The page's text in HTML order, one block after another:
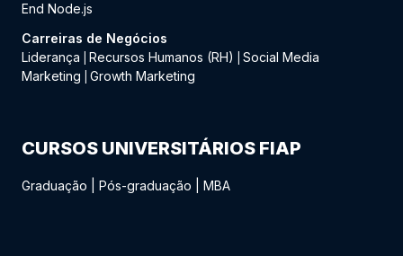
End Node.js
Carreiras de Negócios
Liderança
Recursos Humanos (RH)
Social Media
Marketing
Growth Marketing
CURSOS UNIVERSITÁRIOS FIAP
Graduação Pós-graduação MBA